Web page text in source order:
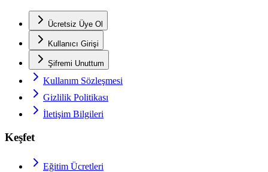
Ücretsiz Üye Ol
Kullanıcı Girişi
Şifremi Unuttum
Kullanım Sözleşmesi
Gizlilik Politikası
İletişim Bilgileri
Keşfet
Eğitim Ücretleri